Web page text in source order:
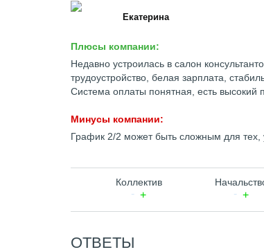
Екатерина
Плюсы компании:
Недавно устроилась в салон
трудоустройство, белая зарплата,
Система оплаты понятная, есть высокий
Минусы компании:
График 2/2 может быть сложным для
Коллектив
ОТВЕТЫ